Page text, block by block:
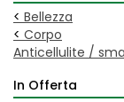
< Bellezza
< Corpo
Anticellulite /
In Offerta